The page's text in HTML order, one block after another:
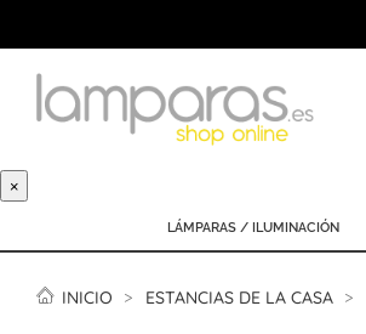
×
LÁMPARAS / ILUMINACIÓN
INICIO ESTANCIAS DE LA CASA